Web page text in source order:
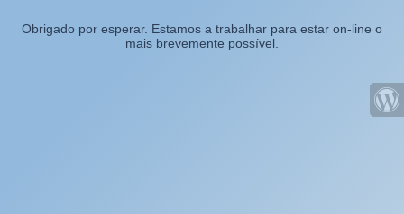
Obrigado por esperar. Estamos a trabalhar para estar on-line o
mais brevemente possível.